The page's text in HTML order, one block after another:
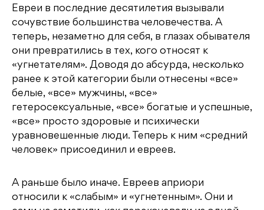
Евреи в последние десятилетия вызывали
сочувствие большинства человечества. А
теперь, незаметно для себя, в глазах обывателя
они превратились в тех, кого относят к
«угнетателям». Доводя до абсурда, несколько
ранее к этой категории были отнесены «все»
белые, «все» мужчины, «все»
гетеросексуальные, «все» богатые и успешные,
«все» просто здоровые и психически
уравновешенные люди. Теперь к ним «средний
человек» присоединил и евреев.
А раньше было иначе. Евреев априори
относили к «слабым» и «угнетенным». Они и